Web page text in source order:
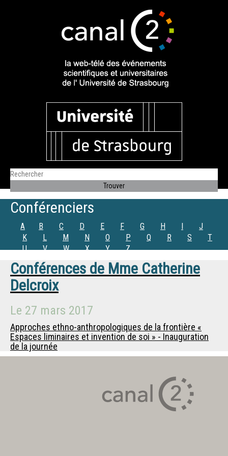
Conférenciers
A B C D E F G H I
J
K
L M N O P Q R S
T
U
V W X Y Z
Conférences de Mme Catherine
Delcroix
Le 27 mars 2017
Approches ethno-anthropologiques de la frontière «
Espaces liminaires et invention de soi » - Inauguration
de la journée